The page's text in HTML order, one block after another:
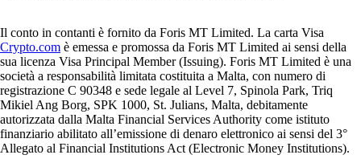
Il conto in contanti è fornito da Foris MT Limited. La carta Visa
Crypto.com è emessa e promossa da Foris MT Limited ai sensi della
sua licenza Visa Principal Member (Issuing). Foris MT Limited è una
società a responsabilità limitata costituita a Malta, con numero di
registrazione C 90348 e sede legale al Level 7, Spinola Park, Triq
Mikiel Ang Borg, SPK 1000, St. Julians, Malta, debitamente
autorizzata dalla Malta Financial Services Authority come istituto
finanziario abilitato all’emissione di denaro elettronico ai sensi del 3°
Allegato al Financial Institutions Act (Electronic Money Institutions).